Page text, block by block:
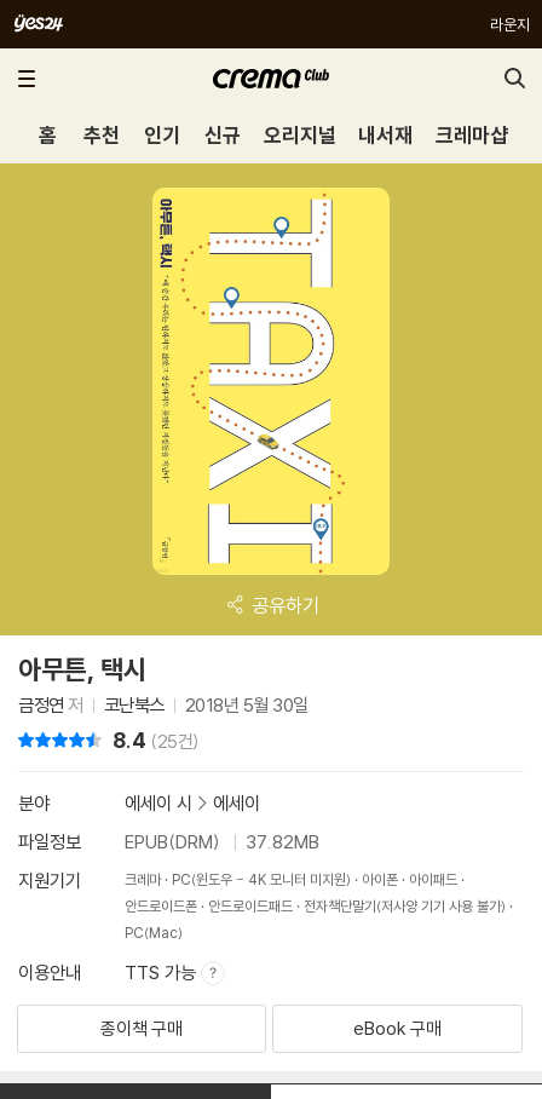
라운지
홈 추천 인기 신규 오리지널 내서재 크레마샵
공유하기
아무튼, 택시
금정연 저 코난북스 2018년 5월 30일
8.4 (25건)
분야 에세이 시 > 에세이
파일정보
EPUB(DRM)
37.82MB
지원기기
크레마 PC(윈도우 - 4K 모니터 미지원) 아이폰
아이패드
안드로이드폰
안드로이드패드
전자책단말기(저사양 기기 사용 불가)
PC(Mac)
이용안내 TTS 가능
종이책 구매 eBook 구매